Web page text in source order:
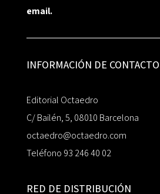
email.
INFORMACIÓN DE CONTACTO
Editorial Octaedro
C/ Bailén, 5, 08010 Barcelona
octaedro@octaedro.com
Teléfono 93 246 40 02
RED DE DISTRIBUCIÓN